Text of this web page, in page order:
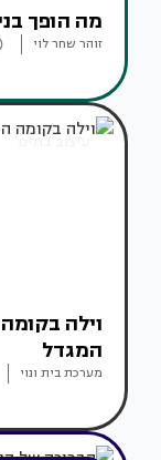
מה הופך
זוהר שחר לוי
עיצוב בתים
המגדל
מערכת בית ונוי